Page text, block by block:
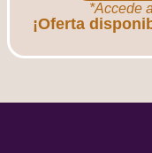
*Accede
¡Oferta